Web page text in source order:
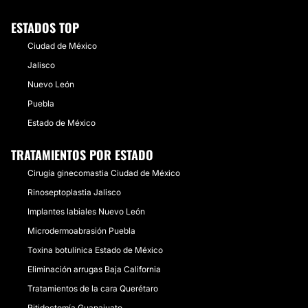
ESTADOS TOP
Ciudad de México
Jalisco
Nuevo León
Puebla
Estado de México
TRATAMIENTOS POR ESTADO
Cirugía ginecomastia Ciudad de México
Rinoseptoplastia Jalisco
Implantes labiales Nuevo León
Microdermoabrasión Puebla
Toxina botulínica Estado de México
Eliminación arrugas Baja California
Tratamientos de la cara Querétaro